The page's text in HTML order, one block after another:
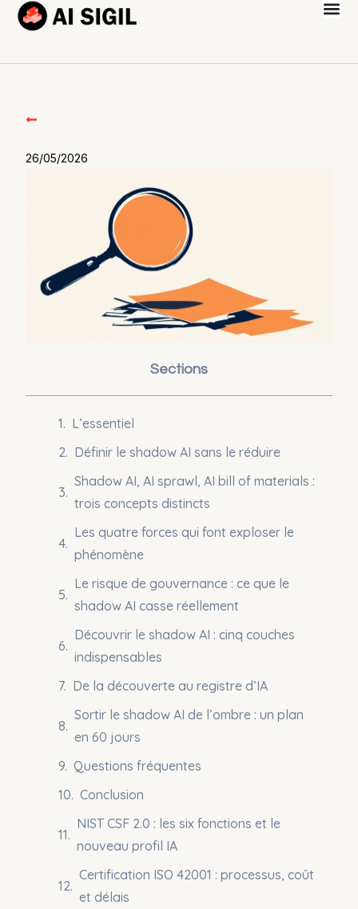
26/05/2026
Sections
L’essentiel
Définir le shadow AI sans le réduire
Shadow AI, AI sprawl, AI bill of materials :
trois concepts distincts
Les quatre forces qui font exploser le
phénomène
Le risque de gouvernance : ce que le
shadow AI casse réellement
Découvrir le shadow AI : cinq couches
indispensables
De la découverte au registre d’IA
Sortir le shadow AI de l’ombre : un plan
en 60 jours
Questions fréquentes
Conclusion
NIST CSF 2.0 : les six fonctions et le
nouveau profil IA
Certification ISO 42001 : processus, coût
et délais